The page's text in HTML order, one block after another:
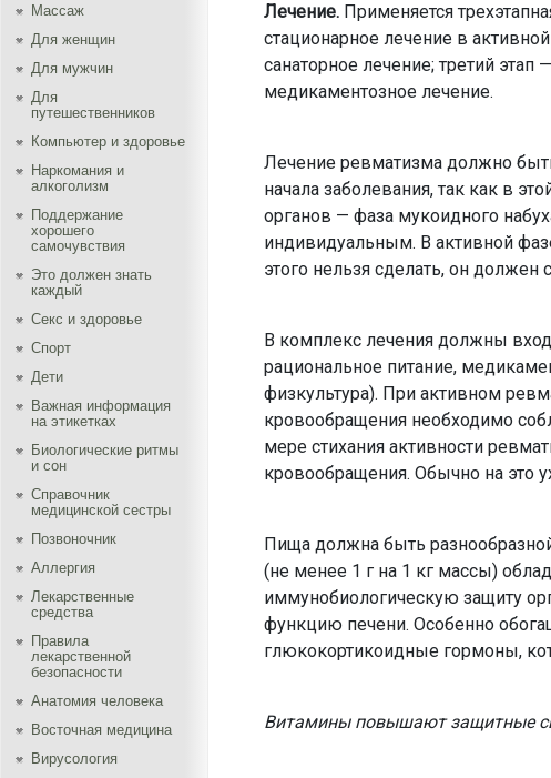
Массаж
Для женщин
Для мужчин
Для
путешественников
Компьютер и здоровье
Наркомания и
алкоголизм
Поддержание
хорошего
самочувствия
Это должен знать
каждый
Секс и здоровье
Спорт
Дети
Важная информация
на этикетках
Биологические ритмы
и сон
Справочник
медицинской сестры
Позвоночник
Аллергия
Лекарственные
средства
Правила
лекарственной
безопасности
Aнатомия человека
Восточная медицина
Вирусология
Лечение. Применяется
стационарное лечение в
санаторное лечение; третий
медикаментозное лечение.
Лечение ревматизма должно
начала заболевания, так как в
органов — фаза мукоидного
индивидуальным. В активной
этого нельзя сделать, он
В комплекс лечения должны
рациональное питание,
физкультура). При активном
кровообращения необходимо
мере стихания активности
кровообращения. Обычно на это
Пища должна быть
(не менее 1 г на 1 кг массы)
иммунобиологическую защиту
функцию печени. Особенно
глюкокортикоидные гормоны,
Витаминыповышают защитные